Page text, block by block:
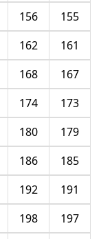
155
156
161
162
167
168
173
174
179
180
185
186
191
192
197
198